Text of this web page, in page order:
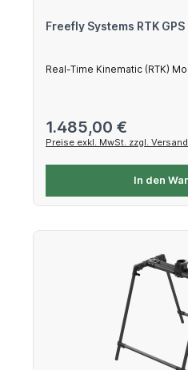
Freefly Systems RTK
Real-Time Kinematic (RTK)
Regulärer Preis:
1.485,00 €
Preise exkl. MwSt. zzgl.
In den